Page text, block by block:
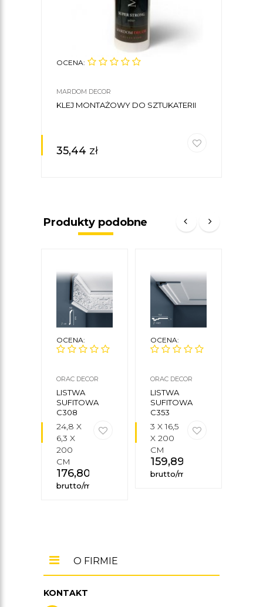
OCENA:
MARDOM DECOR
KLEJ MONTAŻOWY DO SZTUKATERII
35,44 zł
Produkty podobne
OCENA:
ORAC DECOR
LISTWA
SUFITOWA
C308
24,8 X
6,3 X
200
CM
176,80
brutto/mb
OCENA:
ORAC DECOR
LISTWA
SUFITOWA
C353
3 X 16,5
X 200
CM
159,89
brutto/mb
KONTAKT
O FIRMIE